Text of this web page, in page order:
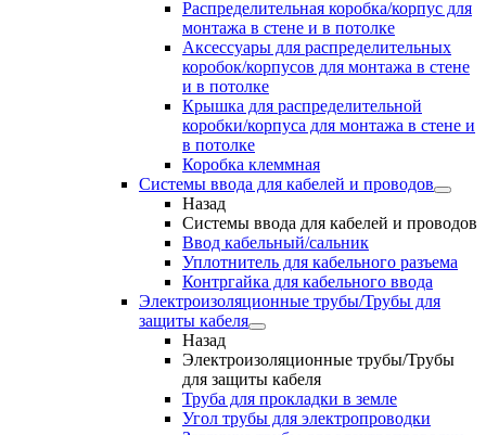
Распределительная коробка/корпус для
монтажа в стене и в потолке
Аксессуары для распределительных
коробок/корпусов для монтажа в стене
и в потолке
Крышка для распределительной
коробки/корпуса для монтажа в стене и
в потолке
Коробка клеммная
Системы ввода для кабелей и проводов
Назад
Системы ввода для кабелей и проводов
Ввод кабельный/сальник
Уплотнитель для кабельного разъема
Контргайка для кабельного ввода
Электроизоляционные трубы/Трубы для
защиты кабеля
Назад
Электроизоляционные трубы/Трубы
для защиты кабеля
Труба для прокладки в земле
Угол трубы для электропроводки